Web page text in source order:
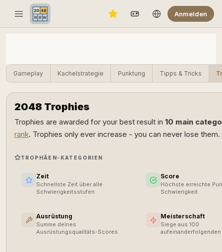
Anmelden
Gameplay Kachelstrategie Punktung Tipps & Tricks
2048 Trophies
Trophies are awarded for your best result in 10 main
rank. Trophies only ever increase - you can never lose them.
TROPHÄEN-KATEGORIEN
Zeit
Schnellste Zeit über alle
Schwierigkeitsstufen
Score
Höchste erreichte
Schwierigkeit
Ausrüstung
Summe deines
Ausrüstungsqualitäts-Scores
Meisterschaft
Siege aus 100